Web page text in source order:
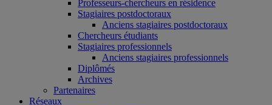
Professeurs-chercheurs en résidence
Stagiaires postdoctoraux
Anciens stagiaires postdoctoraux
Chercheurs étudiants
Stagiaires professionnels
Anciens stagiaires professionnels
Diplômés
Archives
Partenaires
Réseaux